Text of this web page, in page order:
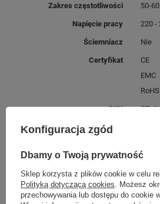
Zakres częstotliwości 50-
Napięcie pracy 220 -
Ściemniacz Nie
Certyfikat
CE
EMC
RoHS
SKU
Klasa energetyczna
MOŻE CIĘ
Konfiguracja zgód
Dbamy o Twoją prywatność
Sklep korzysta z plików cookie w celu
Polityką dotyczącą cookies . Możesz
przechowywania lub dostępu do cookie